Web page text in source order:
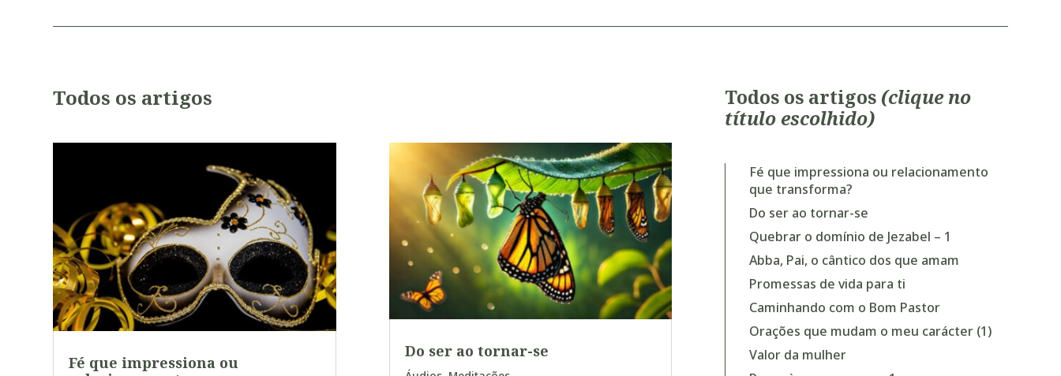
Todos os artigos
Fé que impressiona ou
Do ser ao tornar-se
Todos os artigos (clique no
título escolhido)
Fé que impressiona ou relacionamento
que transforma?
Do ser ao tornar-se
Quebrar o domínio de Jezabel – 1
Abba, Pai, o cântico dos que amam
Promessas de vida para ti
Caminhando com o Bom Pastor
Orações que mudam o meu carácter (1)
Valor da mulher